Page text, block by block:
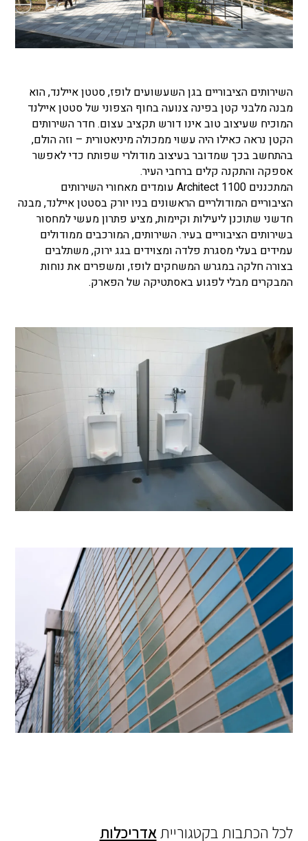
השירותים הציבוריים בגן השעשועים לופז, סטטן איילנד, הוא
מבנה מלבני קטן בפינה צנועה בחוף הצפוני של סטטן איילנד
המוכיח שעיצוב טוב אינו דורש תקציב עצום. חדר השירותים
הקטן נראה כאילו היה עשוי ממכולה מיניאטורית – וזה הולם,
בהתחשב בכך שמדובר בעיצוב מודולרי שפותח כדי לאפשר
אספקה ​​והתקנה קלים ברחבי העיר.
המתכננים 1100 Architect עומדים מאחורי השירותים
הציבוריים המודולריים הראשונים בניו יורק בסטטן איילנד, מבנה
חדשני שתוכנן ליעילות וקיימות, מציע פתרון מעשי למחסור
בשירותים הציבוריים בעיר. השירותים, המורכבים ממודולים
עמידים בעלי מסגרת פלדה ומצוידים בגג ירוק, משתלבים
בצורה חלקה במגרש המשחקים לופז, ומשפרים את נוחות
המבקרים מבלי לפגוע באסתטיקה של הפארק.
לכל הכתבות בקטגורייתאדריכלות